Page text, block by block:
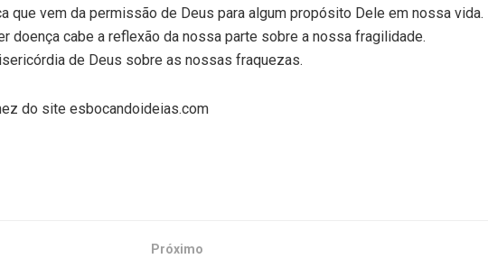
que vem da permissão de Deus para algum propósito Dele em nossa vida.
doença cabe a reflexão da nossa parte sobre a nossa fragilidade.
de Deus sobre as nossas fraquezas.
do site esbocandoideias.com
Próximo